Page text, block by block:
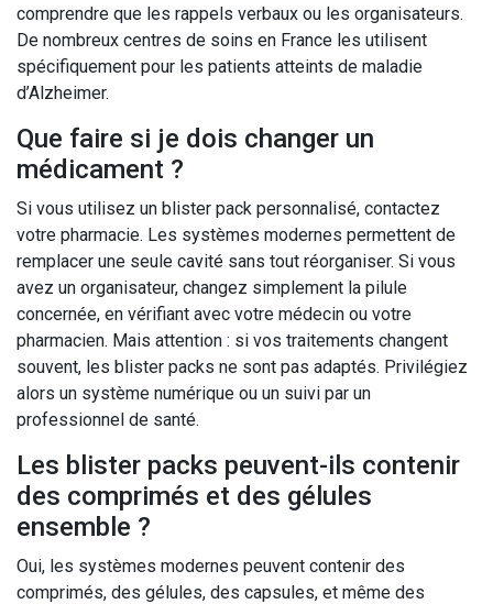
comprendre que les rappels verbaux ou les organisateurs.
De nombreux centres de soins en France les utilisent
spécifiquement pour les patients atteints de maladie
d’Alzheimer.
Que faire si je dois changer un
médicament ?
Si vous utilisez un blister pack personnalisé, contactez
votre pharmacie. Les systèmes modernes permettent de
remplacer une seule cavité sans tout réorganiser. Si vous
avez un organisateur, changez simplement la pilule
concernée, en vérifiant avec votre médecin ou votre
pharmacien. Mais attention : si vos traitements changent
souvent, les blister packs ne sont pas adaptés. Privilégiez
alors un système numérique ou un suivi par un
professionnel de santé.
Les blister packs peuvent-ils contenir
des comprimés et des gélules
ensemble ?
Oui, les systèmes modernes peuvent contenir des
comprimés, des gélules, des capsules, et même des